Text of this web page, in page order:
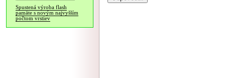
Spustená výroba flash
pamäte s novým najvyšším
počtom vrstiev